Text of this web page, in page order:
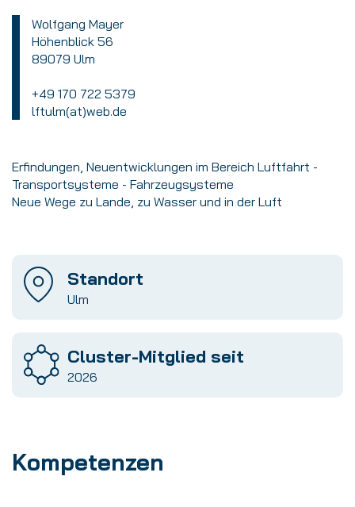
Wolfgang Mayer
Höhenblick 56
89079 Ulm
+49 170 722 5379
lftulm(at)web.de
Erfindungen, Neuentwicklungen im Bereich Luftfahrt -
Transportsysteme - Fahrzeugsysteme
Neue Wege zu Lande, zu Wasser und in der Luft
Standort
Ulm
Cluster-Mitglied seit
2026
Kompetenzen